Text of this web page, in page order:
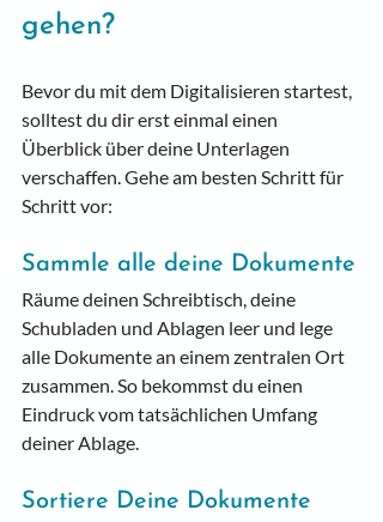
gehen?
Bevor du mit dem Digitalisieren startest,
solltest du dir erst einmal einen
Überblick über deine Unterlagen
verschaffen. Gehe am besten Schritt für
Schritt vor:
Sammle alle deine Dokumente
Räume deinen Schreibtisch, deine
Schubladen und Ablagen leer und lege
alle Dokumente an einem zentralen Ort
zusammen. So bekommst du einen
Eindruck vom tatsächlichen Umfang
deiner Ablage.
Sortiere Deine Dokumente